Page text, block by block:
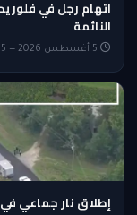
اتهام رجل في
النائمة
إطلاق نار جماعي